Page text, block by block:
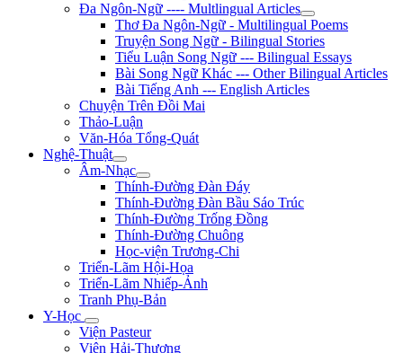
Đa Ngôn-Ngữ ---- Multlingual Articles
Thơ Đa Ngôn-Ngữ - Multilingual Poems
Truyện Song Ngữ - Bilingual Stories
Tiểu Luận Song Ngữ --- Bilingual Essays
Bài Song Ngữ Khác --- Other Bilingual Articles
Bài Tiếng Anh --- English Articles
Chuyện Trên Đồi Mai
Thảo-Luận
Văn-Hóa Tổng-Quát
Nghệ-Thuật
Âm-Nhạc
Thính-Đường Đàn Đáy
Thính-Đường Đàn Bầu Sáo Trúc
Thính-Đường Trống Đồng
Thính-Đường Chuông
Học-viện Trương-Chi
Triển-Lãm Hội-Họa
Triển-Lãm Nhiếp-Ảnh
Tranh Phụ-Bản
Y-Học
Viện Pasteur
Viện Hải-Thượng